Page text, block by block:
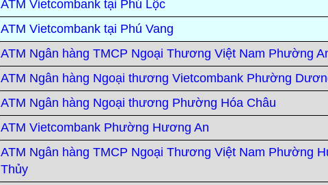
ATM Vietcombank tại Phú Lộc
ATM Vietcombank tại Phú Vang
ATM Ngân hàng TMCP Ngoại Thương Việt Nam Phường
ATM Ngân hàng Ngoại thương Vietcombank Phường
ATM Ngân hàng Ngoại thương Phường Hóa Châu
ATM Vietcombank Phường Hương An
ATM Ngân hàng TMCP Ngoại Thương Việt Nam Phường
Thủy